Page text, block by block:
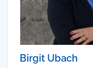
Birgit Ubach